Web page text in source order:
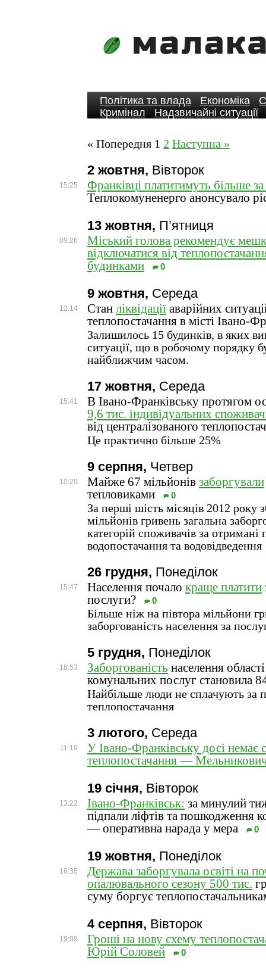
Політика та влада Економіка
Кримінал
Надзвичайні ситуації
« Попередня 1 2 Наступна »
2 жовтня, Вівторок
15:25
Франківці платитимуть більше
Теплокомуненерго анонсувало
13 жовтня, П’ятниця
09:26
Міський голова рекомендує
відключатися від
будинками
0
9 жовтня, Середа
12:14 Стан ліквідації аварійних
теплопостачання в місті Івано-
Залишилось 15 будинків, в яких
ситуації, що в робочому порядку
найближчим часом.
17 жовтня, Середа
15:41
В Івано-Франківську протягом
9,6 тис. індивідуальних
від централізованого
Це практично більше 25%
9 серпня, Четвер
10:29 Майже 67 мільйонів заборгували
тепловиками
0
За перші шість місяців 2012 року
мільйонів гривень загальна
категорій споживачів за отримані
водопостачання та водовідведення
26 грудня, Понеділок
15:47 Населення почало краще платити
послуги?
0
Більше ніж на півтора мільйони
заборгованість населення за
5 грудня, Понеділок
16:53 Заборгованість населення
комунальних послуг становила
Найбільше люди не сплачують за
теплопостачання
3 лютого, Середа
11:19
У Івано-Франківську досі немає
теплопостачання —
19 січня, Вівторок
13:22 Івано-Франківськ: за минулий
підпали ліфтів та пошкодження
— оперативна нарада у мера
0
19 жовтня, Понеділок
16:35
Держава заборгувала освіті на
опалювального сезону 500 тис.
суму боргує
4 серпня, Вівторок
19:09
Гроші на нову схему
Юрій Соловей
0